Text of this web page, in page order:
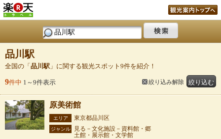
品川駅
全国の「 品川駅 」に関する観光スポット9件を紹介！
9件中 1～9件表示 絞り込む
絞り込み解除
原美術館
エリア 東京都品川区
ジャンル
見る－文化施設－資料館・郷
土館・展示館・文学館